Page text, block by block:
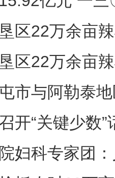
区22万余亩
区22万余亩
市与阿勒泰
开“关键少数
妇科专家团